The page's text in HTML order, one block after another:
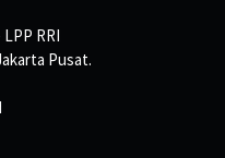
RRI
Pusat.